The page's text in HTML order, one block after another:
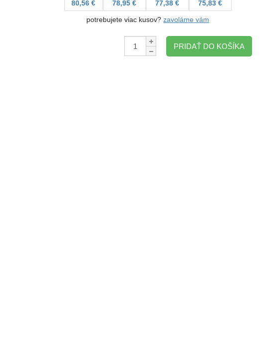
80,56 €
78,95 €
77,38 €
75,83 €
potrebujete viac kusov?zavoláme vám
Množstvo:
PRIDAŤ DO KOŠÍKA